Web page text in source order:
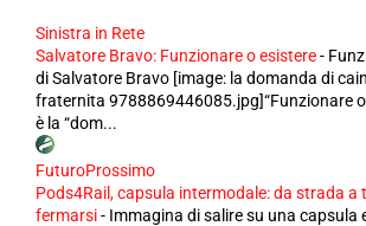
Sinistra in Rete
Salvatore Bravo: Funzionare o esistere-
di Salvatore Bravo [image: la domanda di
fraternita 9788869446085.jpg]“Funzionare o
è la “dom...
FuturoProssimo
Pods4Rail, capsula intermodale: da strada a
fermarsi- Immagina di salire su una capsula